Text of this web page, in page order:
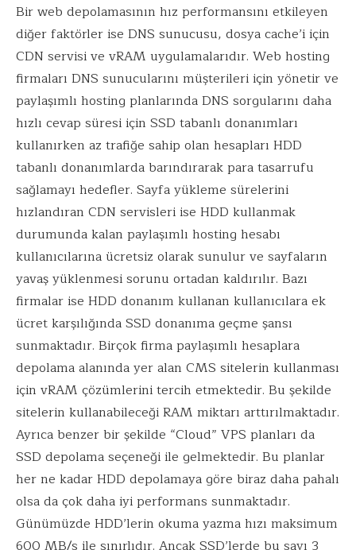
Bir web depolamasının hız performansını etkileyen
diğer faktörler ise DNS sunucusu, dosya cache’i için
CDN servisi ve vRAM uygulamalarıdır. Web hosting
firmaları DNS sunucularını müşterileri için yönetir ve
paylaşımlı hosting planlarında DNS sorgularını daha
hızlı cevap süresi için SSD tabanlı donanımları
kullanırken az trafiğe sahip olan hesapları HDD
tabanlı donanımlarda barındırarak para tasarrufu
sağlamayı hedefler. Sayfa yükleme sürelerini
hızlandıran CDN servisleri ise HDD kullanmak
durumunda kalan paylaşımlı hosting hesabı
kullanıcılarına ücretsiz olarak sunulur ve sayfaların
yavaş yüklenmesi sorunu ortadan kaldırılır. Bazı
firmalar ise HDD donanım kullanan kullanıcılara ek
ücret karşılığında SSD donanıma geçme şansı
sunmaktadır. Birçok firma paylaşımlı hesaplara
depolama alanında yer alan CMS sitelerin kullanması
için vRAM çözümlerini tercih etmektedir. Bu şekilde
sitelerin kullanabileceği RAM miktarı arttırılmaktadır.
Ayrıca benzer bir şekilde “Cloud” VPS planları da
SSD depolama seçeneği ile gelmektedir. Bu planlar
her ne kadar HDD depolamaya göre biraz daha pahalı
olsa da çok daha iyi performans sunmaktadır.
Günümüzde HDD’lerin okuma yazma hızı maksimum